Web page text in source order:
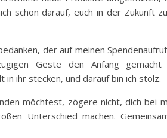
schon darauf, euch in der Zukunft
der auf meinen
Geste den Anfang gemacht
ihr stecken, und darauf bin ich stolz.
möchtest, zögere nicht, dich bei
Unterschied machen.